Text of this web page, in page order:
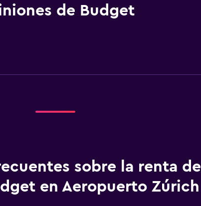
de Budget
sobre la renta de
en Aeropuerto Zúrich